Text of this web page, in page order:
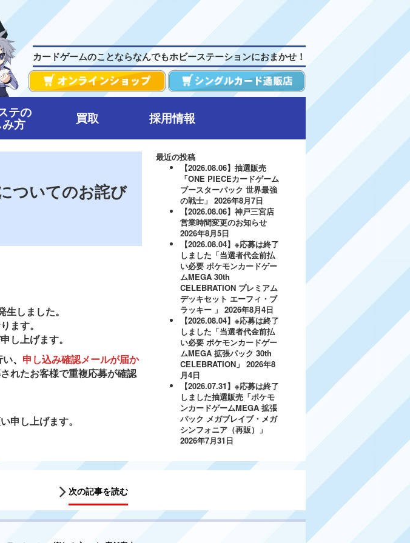
カードゲームのことならなんでもホビーステーションにおまかせ！
テの
方 買取 採用情報
ついてのお詫び
しました。
ます。
し上げます。
い、 申し込み確認メールが届か
れたお客様で重複応募が確認
申し上げます。
最近の投稿
【2026.08.06】抽選販売
「ONE PIECEカードゲーム
ブースターパック 世界最強
の戦士」 2026年8月7日
【2026.08.06】神戸三宮店
営業時間変更のお知らせ
2026年8月5日
【2026.08.04】※応募は終了
しました「当選者代金前払
い必要 ポケモンカードゲー
ムMEGA 30th
CELEBRATION プレミアム
デッキセット エーフィ・ブ
ラッキー 」 2026年8月4日
【2026.08.04】※応募は終了
しました「当選者代金前払
い必要 ポケモンカードゲー
ムMEGA 拡張パック 30th
CELEBRATION」 2026年8
月4日
【2026.07.31】※応募は終了
しました抽選販売「ポケモ
ンカードゲームMEGA 拡張
パック メガブレイブ・メガ
シンフォニア（再販）」
2026年7月31日
次の記事を読む